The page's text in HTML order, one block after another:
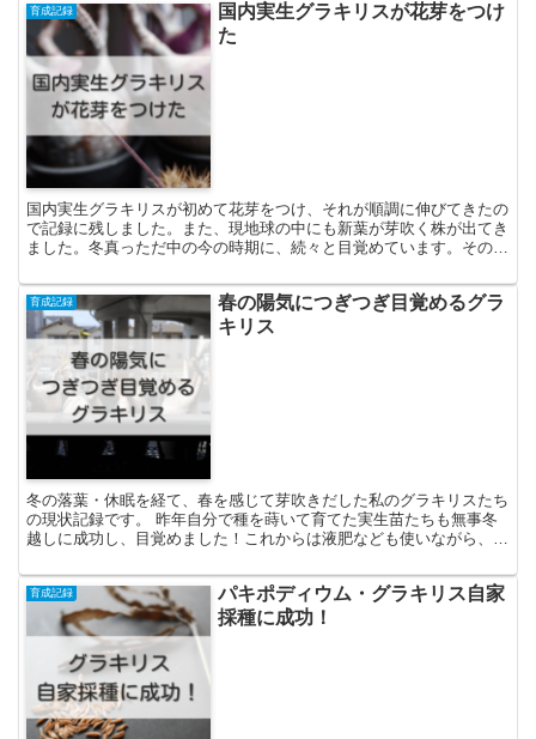
育成記録
国内実生グラキリスが花芽をつけ
た
国内実生グラキリスが初めて花芽をつけ、それが順調に伸びてきたの
で記録に残しました。また、現地球の中にも新葉が芽吹く株が出てき
ました。冬真っただ中の今の時期に、続々と目覚めています。その成
花にも期待したい！
育成記録
春の陽気につぎつぎ目覚めるグラ
キリス
冬の落葉・休眠を経て、春を感じて芽吹きだした私のグラキリスたち
の現状記録です。 昨年自分で種を蒔いて育てた実生苗たちも無事冬
越しに成功し、目覚めました！これからは液肥なども使いながら、よ
育成記録
パキポディウム・グラキリス自家
採種に成功！